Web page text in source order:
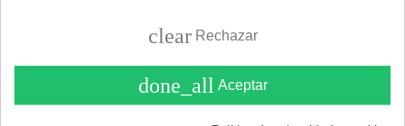
W135, W275, W350, W400.
Calderas JUNKERS
W11-2P23S2895, W11-2P31S2895, W112E,
clear Rechazar
done_all Aceptar